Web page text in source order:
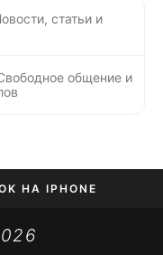
статьи и
общение и
НА IPHONE